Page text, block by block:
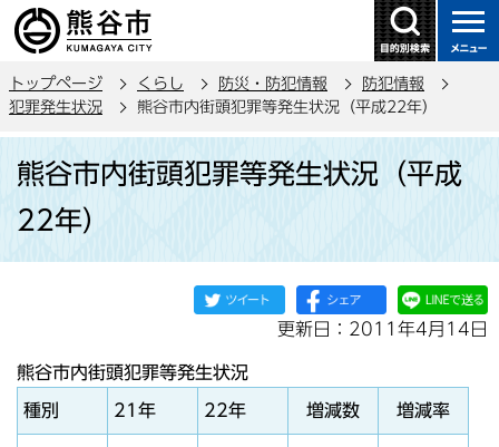
の
ー
す
トップページ くらし 防災・防犯情報
防犯情報
犯罪発生状況
熊谷市内街頭犯罪等発生状況（平成22年）
か
熊谷市内街頭犯罪等発生状況（平成
22年）
更新日：2011年4月14日
熊谷市内街頭犯罪等発生状況
種別 21年 22年 増減数 増減率